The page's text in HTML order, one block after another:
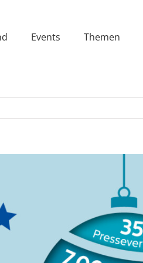
Events Themen